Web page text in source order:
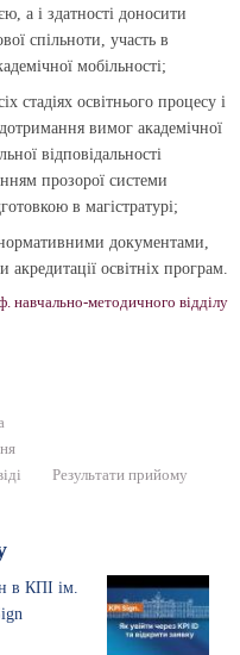
а і здатності доносити
спільноти, участь в
мобільності;
стадіях освітнього процесу і
вимог академічної
відповідальності
прозорої системи
в магістратурі;
документами,
освітніх програм.
навчально-методичного відділу
Результати прийому
в КПІ ім.